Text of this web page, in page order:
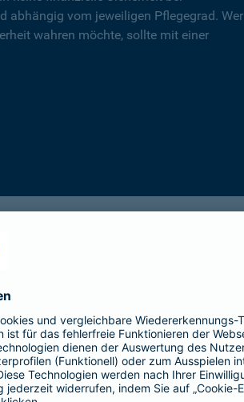
abhängig vom jeweiligen Pflegegrad. Wer
wahren möchte, sollte mit einer
erster Schritt in Richtung Pflegeab­
Praktische Hilfe und
in allen Phasen einer